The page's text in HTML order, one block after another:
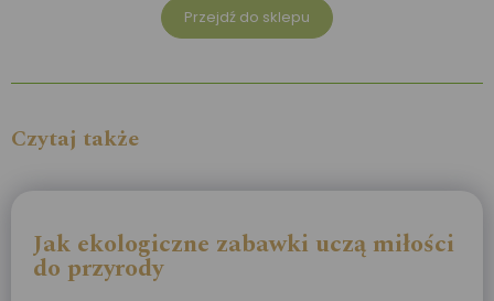
Przejdź do sklepu
Czytaj także
Jak ekologiczne zabawki uczą miłości
do przyrody